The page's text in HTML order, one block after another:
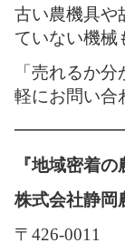
古い農機具や
ていない機械
「売れるか
軽にお問い合
『地域密着の
株式会社静岡
〒426-0011